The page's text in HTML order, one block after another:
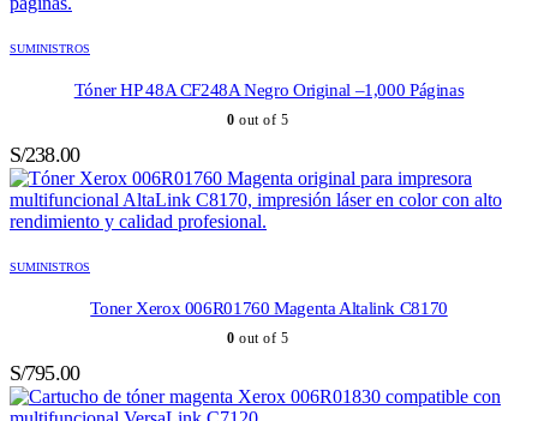
SUMINISTROS
Tóner HP 48A CF248A Negro Original –1,000 Páginas
0 out of 5
S/238.00
SUMINISTROS
Toner Xerox 006R01760 Magenta Altalink C8170
0 out of 5
S/795.00